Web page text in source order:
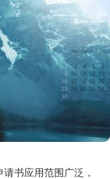
书应用范围广泛，